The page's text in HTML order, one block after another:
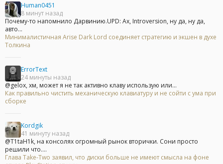
Human0451
8 минут назад
Почему-то напомнило Дарвинию.UPD: Ах, Introversion, ну да, ну да,
авто...
Минималистичная Arise Dark Lord соединяет стратегию и экшен в духе
Толкина
ErrorText
24 минуты назад
@gelox, хм, может я не так активно клаву использую или...
Как правильно чистить механическую клавиатуру и не сойти с ума при
сборке
Kordgik
41 минуту назад
@T1taH1k, на консолях огромный рынок вторички. Сони просто
решили что....
Глава Take-Two заявил, что диски больше не имеют смысла на фоне